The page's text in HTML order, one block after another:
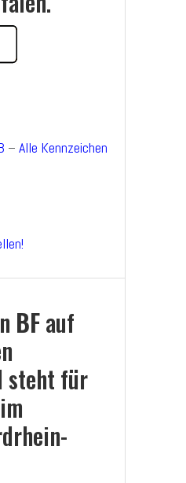
– Alle Kennzeichen
BFauf
steht für
im